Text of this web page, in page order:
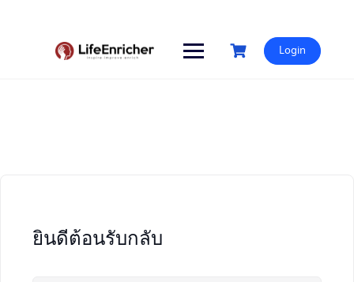
Login
ยินดีต้อนรับกลับ